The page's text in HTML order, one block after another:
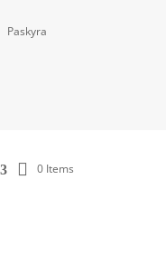
Paskyra
0 Items